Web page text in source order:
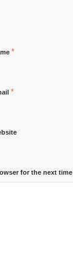
*
*
for the next